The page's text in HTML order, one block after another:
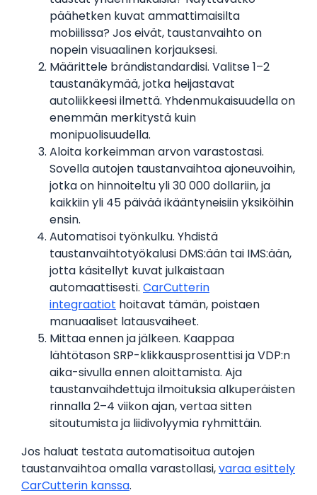
päähetken kuvat ammattimaisilta
mobiilissa? Jos eivät, taustanvaihto on
nopein visuaalinen korjauksesi.
Määrittele brändistandardisi. Valitse 1–2
taustanäkymää, jotka heijastavat
autoliikkeesi ilmettä. Yhdenmukaisuudella on
enemmän merkitystä kuin
monipuolisuudella.
Aloita korkeimman arvon varastostasi.
Sovella autojen taustanvaihtoa ajoneuvoihin,
jotka on hinnoiteltu yli 30 000 dollariin, ja
kaikkiin yli 45 päivää ikääntyneisiin yksiköihin
ensin.
Automatisoi työnkulku. Yhdistä
taustanvaihtotyökalusi DMS:ään tai IMS:ään,
jotta käsitellyt kuvat julkaistaan
automaattisesti. CarCutterin
integraatiot hoitavat tämän, poistaen
manuaaliset latausvaiheet.
Mittaa ennen ja jälkeen. Kaappaa
lähtötason SRP-klikkausprosenttisi ja VDP:n
aika-sivulla ennen aloittamista. Aja
taustanvaihdettuja ilmoituksia alkuperäisten
rinnalla 2–4 viikon ajan, vertaa sitten
sitoutumista ja liidivolyymia ryhmittäin.
Jos haluat testata automatisoitua autojen
taustanvaihtoa omalla varastollasi,varaa esittely
CarCutterin kanssa.